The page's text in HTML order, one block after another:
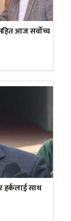
आज सर्वोच्च
हर्कलाई साथ